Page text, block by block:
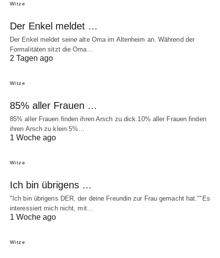
Witze
Der Enkel meldet …
Der Enkel meldet seine alte Oma im Altenheim an. Während der
Formalitäten sitzt die Oma…
2 Tagen ago
Witze
85% aller Frauen …
85% aller Frauen finden ihren Arsch zu dick.10% aller Frauen finden
ihren Arsch zu klein.5%…
1 Woche ago
Witze
Ich bin übrigens …
"Ich bin übrigens DER, der deine Freundin zur Frau gemacht hat.""Es
interessiert mich nicht, mit…
1 Woche ago
Witze